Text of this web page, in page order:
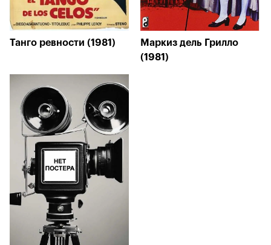
Танго ревности (1981)
Маркиз дель Грилло
(1981)